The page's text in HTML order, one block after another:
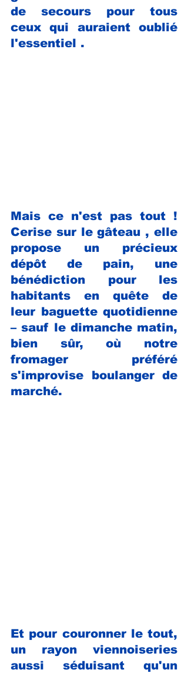
de secours pour tous
ceux qui auraient oublié
l'essentiel .
Mais ce n'est pas tout !
Cerise sur le gâteau , elle
propose un précieux
dépôt de pain, une
bénédiction pour les
habitants en quête de
leur baguette quotidienne
– sauf le dimanche matin,
bien sûr, où notre
fromager préféré
s'improvise boulanger de
marché.
Et pour couronner le tout,
un rayon viennoiseries
aussi séduisant qu'un